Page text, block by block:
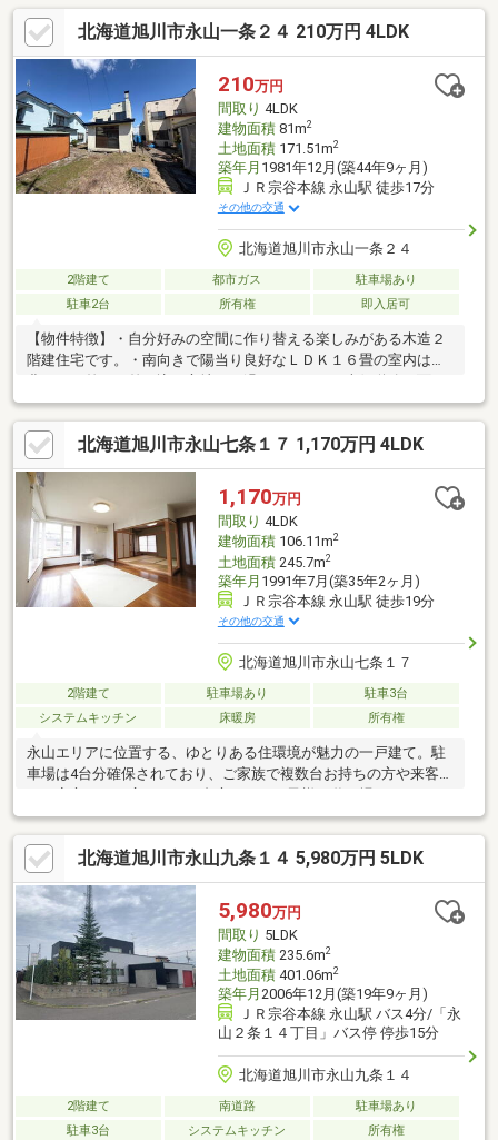
コンビニ徒歩3分。図書館・永山支所・金融機関も徒歩圏内で、生
活利便性がとても高い立地です。
北海道旭川市永山一条２４ 210万円 4LDK
210万円
間取り 4LDK
建物面積81m2
土地面積171.51m2
築年月 1981年12月(築44年9ヶ月)
ＪＲ宗谷本線 永山駅 徒歩17分
その他の交通
北海道旭川市永山一条２４
2階建て 都市ガス
駐車場あり
駐車2台
所有権 即入居可
【物件特徴】・自分好みの空間に作り替える楽しみがある木造２
階建住宅です。・南向きで陽当り良好なＬＤＫ１６畳の室内は、
た整形地で前道６ｍ以上の幅があり、駐車２台可能な車庫への出
し入れもスムーズです。・経済的な都市ガスに対応しており、公
営水道や本下水など生活に必要なインフラ設備が整います。・現
状空家となっているためスムーズに内見ができ、リノベーション
の素材としても適しています。【周辺環境】・周囲は落ち着いた
閑静な住宅地となっております。・旭川市立永山東小学校まで徒
歩２分（１６０ｍ）の近さで、お子様の毎日の通学も大変安心で
す。
北海道旭川市永山七条１７ 1,170万円 4LDK
1,170万円
間取り 4LDK
建物面積106.11m2
土地面積245.7m2
築年月 1991年7月(築35年2ヶ月)
ＪＲ宗谷本線 永山駅 徒歩19分
その他の交通
北海道旭川市永山七条１７
2階建て 駐車場あり
駐車3台
システムキッチン
床暖房 所有権
永山エリアに位置する、ゆとりある住環境が魅力の一戸建て。駐
車場は4台分確保されており、ご家族で複数台お持ちの方や来客時
ング、バーベキューなど多彩な楽しみ方が可能。さらに、大きな
公園が近く、日々の遊びや運動にも最適な立地です。周辺には教
育施設も揃っており、通学にも便利で子育て世代に嬉しい環境が
整っています。家族みんながのびのびと暮らせる住まいです。
北海道旭川市永山九条１４ 5,980万円 5LDK
5,980万円
間取り 5LDK
建物面積235.6m2
土地面積401.06m2
築年月 2006年12月(築19年9ヶ月)
ＪＲ宗谷本線 永山駅 バス4分/「永
山２条１４丁目」バス停 停歩15分
北海道旭川市永山九条１４
2階建て 南道路
駐車場あり
駐車3台
システムキッチン 所有権